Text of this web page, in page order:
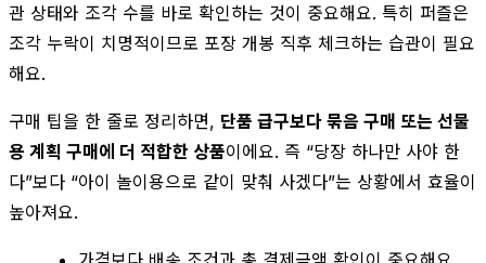
관 상태와 조각 수를 바로 확인하는 것이 중요해요. 특히 퍼즐은
조각 누락이 치명적이므로 포장 개봉 직후 체크하는 습관이 필요
해요.
구매 팁을 한 줄로 정리하면, 단품 급구보다 묶음 구매 또는 선물
용 계획 구매에 더 적합한 상품이에요. 즉 “당장 하나만 사야 한
다”보다 “아이 놀이용으로 같이 맞춰 사겠다”는 상황에서 효율이
높아져요.